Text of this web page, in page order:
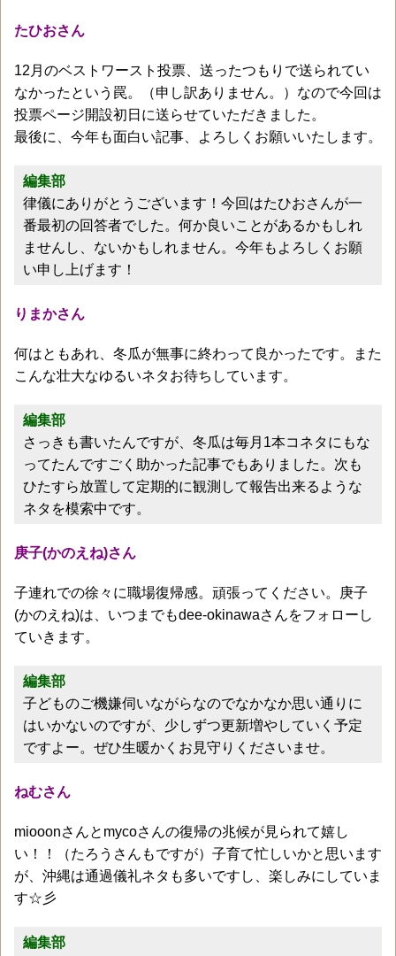
たひおさん
12月のベストワースト投票、送ったつもりで送られてい
なかったという罠。（申し訳ありません。）なので今回は
投票ページ開設初日に送らせていただきました。
最後に、今年も面白い記事、よろしくお願いいたします。
編集部
律儀にありがとうございます！今回はたひおさんが一
番最初の回答者でした。何か良いことがあるかもしれ
ませんし、ないかもしれません。今年もよろしくお願
い申し上げます！
りまかさん
何はともあれ、冬瓜が無事に終わって良かったです。また
こんな壮大なゆるいネタお待ちしています。
編集部
さっきも書いたんですが、冬瓜は毎月1本コネタにもな
ってたんですごく助かった記事でもありました。次も
ひたすら放置して定期的に観測して報告出来るような
ネタを模索中です。
庚子(かのえね)さん
子連れでの徐々に職場復帰感。頑張ってください。庚子
(かのえね)は、いつまでもdee-okinawaさんをフォローし
ていきます。
編集部
子どものご機嫌伺いながらなのでなかなか思い通りに
はいかないのですが、少しずつ更新増やしていく予定
ですよー。ぜひ生暖かくお見守りくださいませ。
ねむさん
miooonさんとmycoさんの復帰の兆候が見られて嬉し
い！！（たろうさんもですが）子育て忙しいかと思います
が、沖縄は通過儀礼ネタも多いですし、楽しみにしていま
す☆彡
編集部